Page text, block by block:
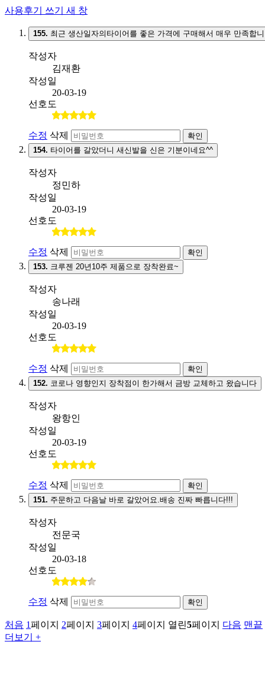
사용후기 쓰기 새 창
155. 최근 생산일자의타이어를 좋은 가격에 구매해서 매우 만족합
작성자
김재환
작성일
20-03-19
선호도
수정 삭제
확인
154. 타이어를 갈았더니 새신발을 신은 기분이네요^^
작성자
정민하
작성일
20-03-19
선호도
수정 삭제
확인
153. 크루젠 20년10주 제품으로 장착완료~
작성자
송나래
작성일
20-03-19
선호도
수정 삭제
확인
152. 코로나 영향인지 장착점이 한가해서 금방 교체하고 왔습니다
작성자
왕항인
작성일
20-03-19
선호도
수정 삭제
확인
151. 주문하고 다음날 바로 갈았어요.배송 진짜 빠릅니다!!!
작성자
전문국
작성일
20-03-18
선호도
수정 삭제 확인
처음 1페이지 2페이지 3페이지 4페이지 열린5페이지 다음 맨끝
더보기 +